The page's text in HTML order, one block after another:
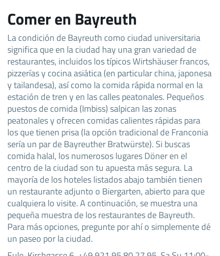
Comer en Bayreuth
La condición de Bayreuth como ciudad universitaria
significa que en la ciudad hay una gran variedad de
restaurantes, incluidos los típicos Wirtshäuser francos,
pizzerías y cocina asiática (en particular china, japonesa
y tailandesa), así como la comida rápida normal en la
estación de tren y en las calles peatonales. Pequeños
puestos de comida (Imbiss) salpican las zonas
peatonales y ofrecen comidas calientes rápidas para
los que tienen prisa (la opción tradicional de Franconia
sería un par de Bayreuther Bratwürste). Si buscas
comida halal, los numerosos lugares Döner en el
centro de la ciudad son tu apuesta más segura. La
mayoría de los hoteles listados abajo también tienen
un restaurante adjunto o Biergarten, abierto para que
cualquiera lo visite. A continuación, se muestra una
pequeña muestra de los restaurantes de Bayreuth.
Para más opciones, pregunte por ahí o simplemente dé
un paseo por la ciudad.